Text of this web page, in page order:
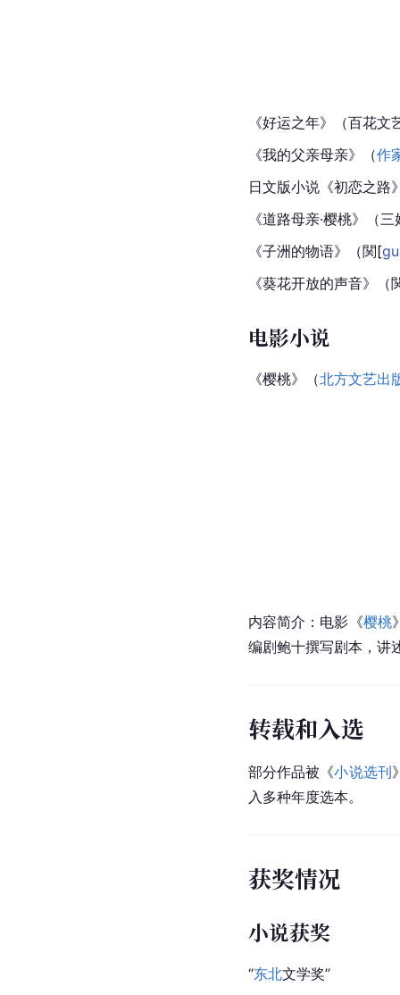
《好运之年》（百花文
《我的父亲母亲》（作
日文版小说《初恋之路
《道路母亲·樱桃》（
《子洲的物语》（関[
《葵花开放的声音》
电影小说
《樱桃》（北方文艺出
内容简介：电影《樱桃
编剧鲍十撰写剧本，讲
转载和入选
部分作品被《小说选刊
入多种年度选本。
获奖情况
小说获奖
“东北文学奖”